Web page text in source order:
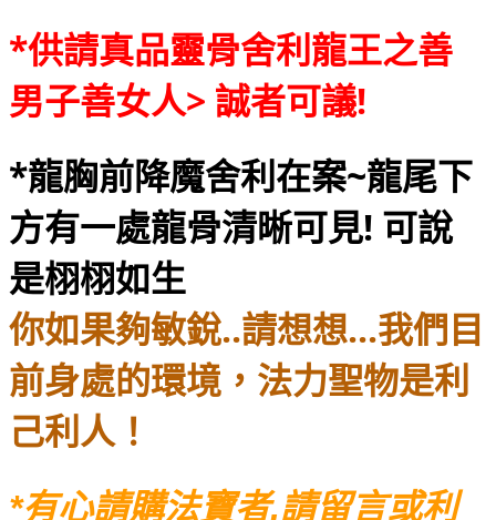
*供請真品靈骨舍利龍王之善
男子善女人> 誠者可議!
*龍胸前降魔舍利在案~龍尾下
方有一處龍骨清晰可見! 可說
是栩栩如生
你如果夠敏銳..請想想...我們目
前身處的環境，法力聖物是利
己利人！
*有心請購法寶者,請留言或利